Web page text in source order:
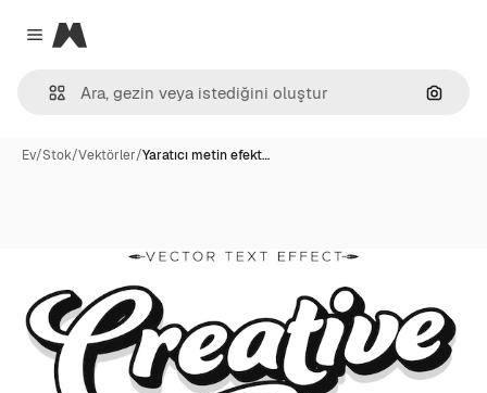
Close menu
Magnific
Ev/Stok/Vektörler/Yaratıcı metin efekt…